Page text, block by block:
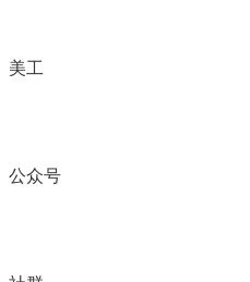
美工
公众号